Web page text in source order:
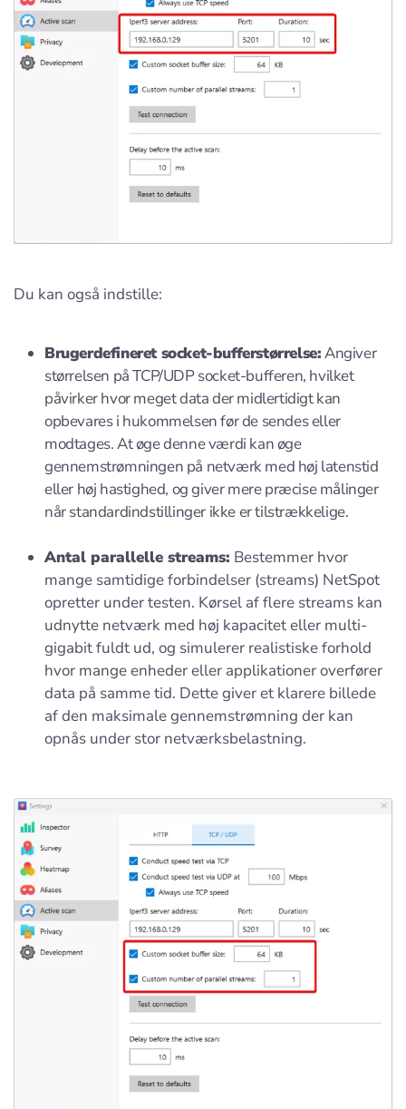
Du kan også indstille:
Brugerdefineret socket-bufferstørrelse:Angiver
størrelsen på TCP/UDP socket-bufferen, hvilket
påvirker hvor meget data der midlertidigt kan
opbevares i hukommelsen før de sendes eller
modtages. At øge denne værdi kan øge
gennemstrømningen på netværk med høj latenstid
eller høj hastighed, og giver mere præcise målinger
når standardindstillinger ikke er tilstrækkelige.
Antal parallelle streams: Bestemmer hvor
mange samtidige forbindelser (streams) NetSpot
opretter under testen. Kørsel af flere streams kan
udnytte netværk med høj kapacitet eller multi-
gigabit fuldt ud, og simulerer realistiske forhold
hvor mange enheder eller applikationer overfører
data på samme tid. Dette giver et klarere billede
af den maksimale gennemstrømning der kan
opnås under stor netværksbelastning.